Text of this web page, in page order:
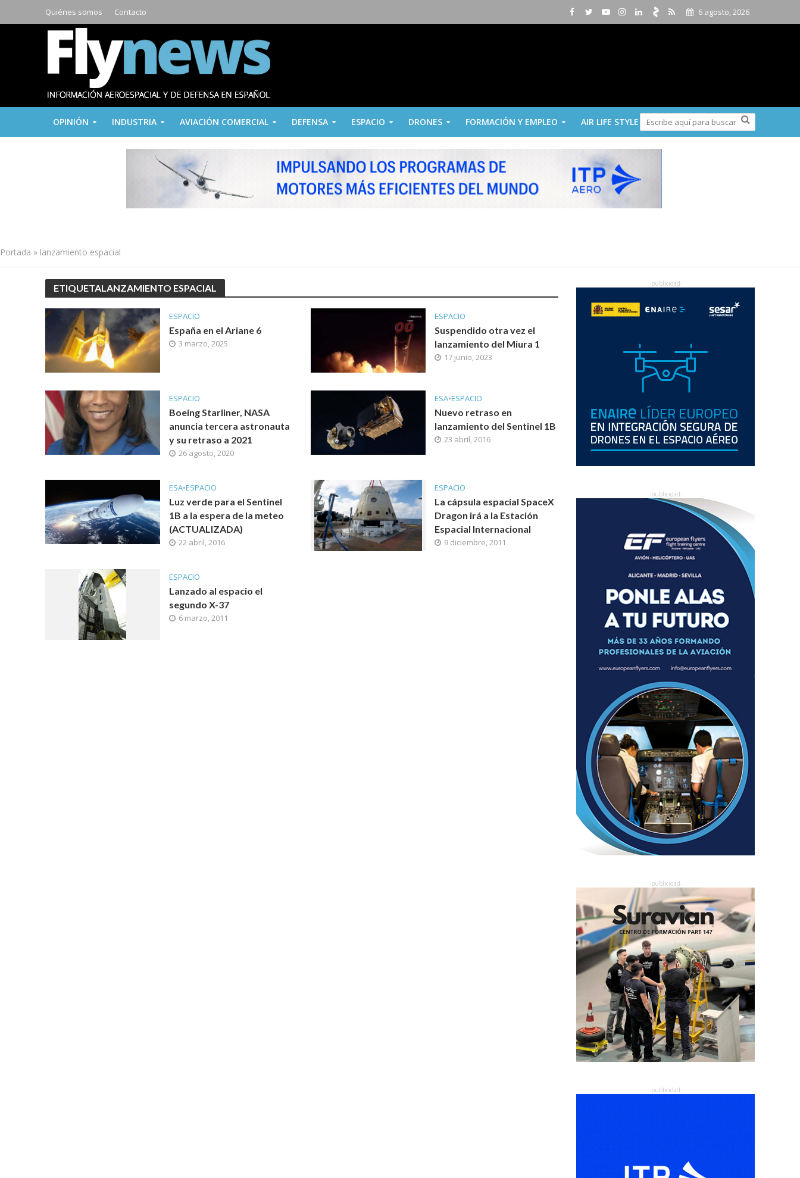
Quiénes somos Contacto 6 agosto, 2026
OPINIÓN INDUSTRIA AVIACIÓN COMERCIAL DEFENSA ESPACIO DRONES FORMACIÓN Y EMPLEO AIR LIFE STYLE
Portada » lanzamiento espacial
ETIQUETALANZAMIENTO ESPACIAL
ESPACIO
España en el Ariane 6
3 marzo, 2025
ESPACIO
Suspendido otra vez el
lanzamiento del Miura 1
17 junio, 2023
ESPACIO
Boeing Starliner, NASA
anuncia tercera astronauta
y su retraso a 2021
26 agosto, 2020
ESA•ESPACIO
Nuevo retraso en
lanzamiento del Sentinel 1B
23 abril, 2016
ESA•ESPACIO
Luz verde para el Sentinel
1B a la espera de la meteo
(ACTUALIZADA)
22 abril, 2016
ESPACIO
La cápsula espacial SpaceX
Dragon irá a la Estación
Espacial Internacional
9 diciembre, 2011
ESPACIO
Lanzado al espacio el
segundo X-37
6 marzo, 2011